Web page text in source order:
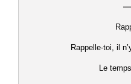
Rappelle-toi, il
Le